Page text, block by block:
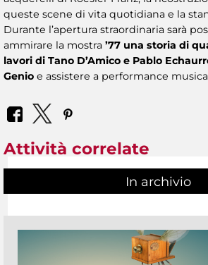
queste scene di vita quotidiana e la
Durante l’apertura straordinaria sarà
ammirare la mostra ’77 una storia di
lavori di Tano D’Amico e Pablo
Genio e assistere a performance
Attività correlate
In archivio